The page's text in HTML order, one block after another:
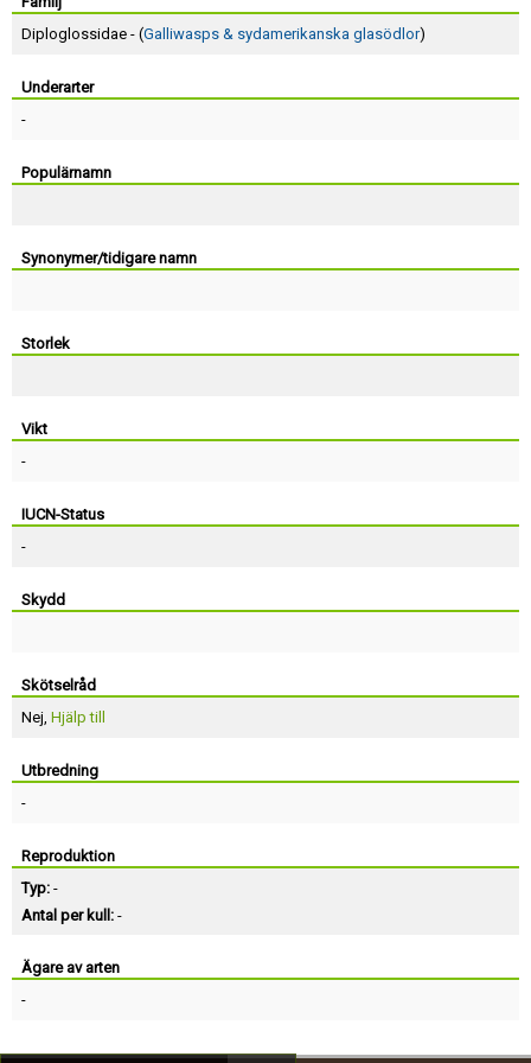
Diploglossidae - (Galliwasps & sydamerikanska glasödlor)
Underarter
-
Populärnamn
Synonymer/tidigare namn
Storlek
Vikt
-
IUCN-Status
-
Skydd
Skötselråd
Nej, Hjälp till
Utbredning
-
Reproduktion
Typ: -
Antal per kull: -
Ägare av arten
-